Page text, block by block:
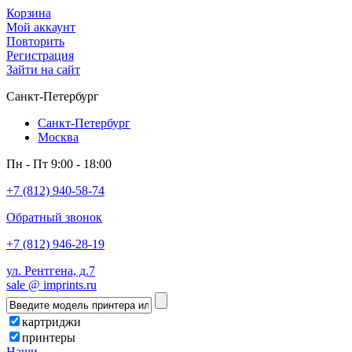
Корзина
Мой аккаунт
Повторить
Регистрация
Зайти на сайт
Санкт-Петербург
Санкт-Петербург
Москва
Пн - Пт 9:00 - 18:00
+7 (812) 940-58-74
Обратный звонок
+7 (812) 946-28-19
ул. Рентгена, д.7
sale @ imprints.ru
картриджи
принтеры